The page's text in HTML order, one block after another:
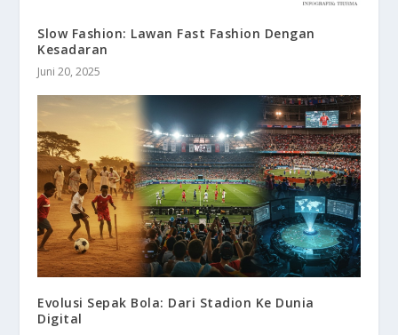
Slow Fashion: Lawan Fast Fashion Dengan
Kesadaran
Juni 20, 2025
Evolusi Sepak Bola: Dari Stadion Ke Dunia
Digital